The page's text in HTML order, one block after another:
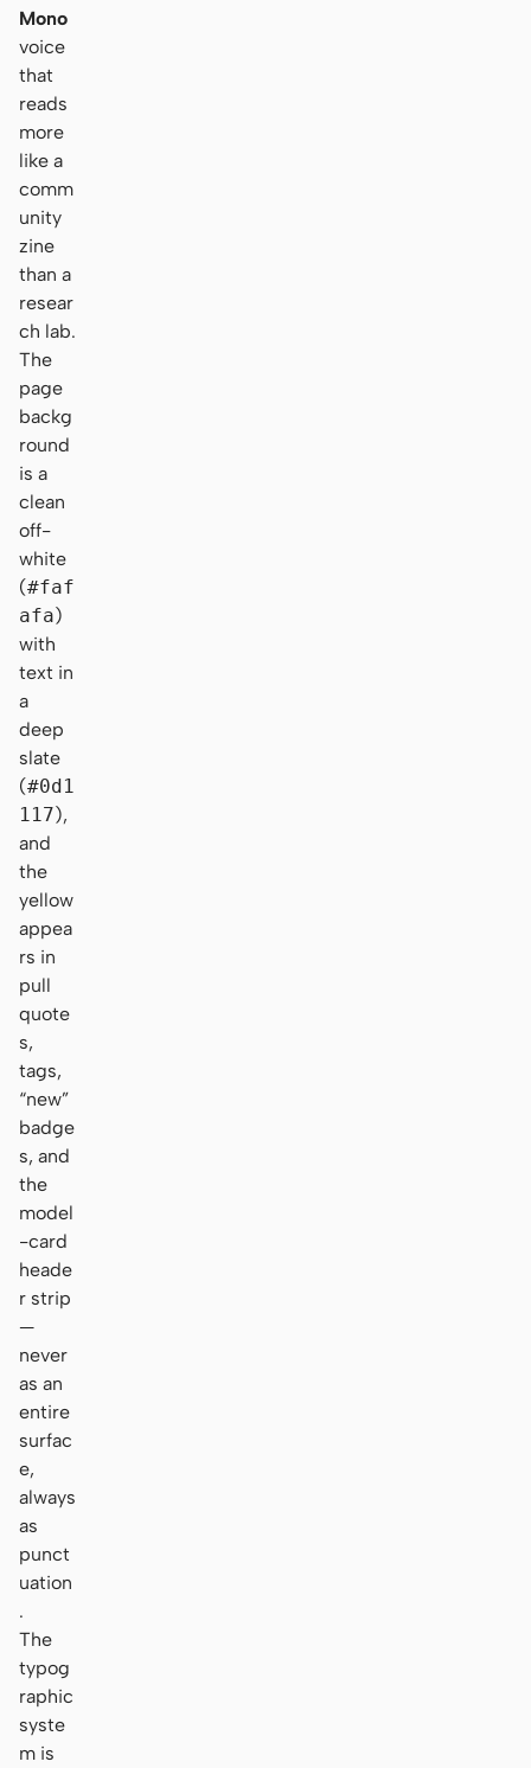
Mono
voice
that
reads
more
like a
comm
unity
zine
than a
resear
ch lab.
The
page
backg
round
is a
clean
off-
white
(#faf
afa)
with
text in
a
deep
slate
(#0d1
117),
and
the
yellow
appea
rs in
pull
quote
s,
tags,
“new”
badge
s, and
the
model
-card
heade
r strip
—
never
as an
entire
surfac
e,
always
as
punct
uation
.
The
typog
raphic
syste
m is